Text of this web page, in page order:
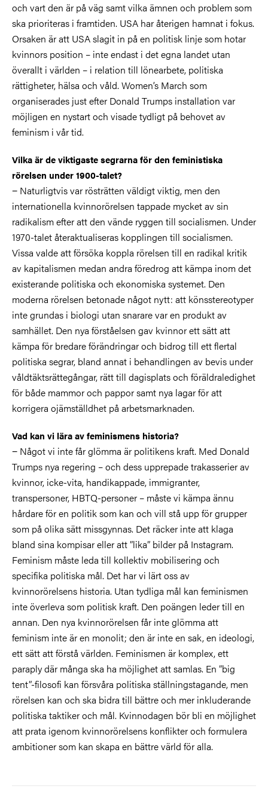
och vart den är på väg samt vilka ämnen och problem som
ska prioriteras i framtiden. USA har återigen hamnat i fokus.
Orsaken är att USA slagit in på en politisk linje som hotar
kvinnors position – inte endast i det egna landet utan
överallt i världen – i relation till lönearbete, politiska
rättigheter, hälsa och våld. Women’s March som
organiserades just efter Donald Trumps installation var
möjligen en nystart och visade tydligt på behovet av
feminism i vår tid.
Vilka är de viktigaste segrarna för den feministiska
rörelsen under 1900-talet?
− Naturligtvis var rösträtten väldigt viktig, men den
internationella kvinnorörelsen tappade mycket av sin
radikalism efter att den vände ryggen till socialismen. Under
1970-talet återaktualiseras kopplingen till socialismen.
Vissa valde att försöka koppla rörelsen till en radikal kritik
av kapitalismen medan andra föredrog att kämpa inom det
existerande politiska och ekonomiska systemet. Den
moderna rörelsen betonade något nytt: att könsstereotyper
inte grundas i biologi utan snarare var en produkt av
samhället. Den nya förståelsen gav kvinnor ett sätt att
kämpa för bredare förändringar och bidrog till ett flertal
politiska segrar, bland annat i behandlingen av bevis under
våldtäktsrättegångar, rätt till dagisplats och föräldraledighet
för både mammor och pappor samt nya lagar för att
korrigera ojämställdhet på arbetsmarknaden.
Vad kan vi lära av feminismens historia?
− Något vi inte får glömma är politikens kraft. Med Donald
Trumps nya regering – och dess upprepade trakasserier av
kvinnor, icke-vita, handikappade, immigranter,
transpersoner, HBTQ-personer – måste vi kämpa ännu
hårdare för en politik som kan och vill stå upp för grupper
som på olika sätt missgynnas. Det räcker inte att klaga
bland sina kompisar eller att ”lika” bilder på Instagram.
Feminism måste leda till kollektiv mobilisering och
specifika politiska mål. Det har vi lärt oss av
kvinnorörelsens historia. Utan tydliga mål kan feminismen
inte överleva som politisk kraft. Den poängen leder till en
annan. Den nya kvinnorörelsen får inte glömma att
feminism inte är en monolit; den är inte en sak, en ideologi,
ett sätt att förstå världen. Feminismen är komplex, ett
paraply där många ska ha möjlighet att samlas. En ”big
tent”-filosofi kan försvåra politiska ställningstagande, men
rörelsen kan och ska bidra till bättre och mer inkluderande
politiska taktiker och mål. Kvinnodagen bör bli en möjlighet
att prata igenom kvinnorörelsens konflikter och formulera
ambitioner som kan skapa en bättre värld för alla.